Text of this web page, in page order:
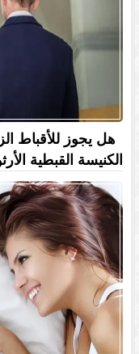
هل يجوز للأقباط
الكنيسة القبطية